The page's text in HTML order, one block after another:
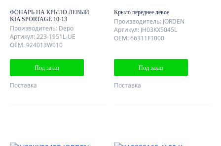
ФОНАРЬ НА КРЫЛО ЛЕВЫЙ
KIA SPORTAGE 10-13
Производитель: Depo
Артикул: 223-1951L-UE
OEM: 924013W010
Под заказ
Поставка
Крыло переднее левое
Производитель: JORDEN
Артикул: JH03KX5045L
OEM: 66311F1000
Под заказ
Поставка